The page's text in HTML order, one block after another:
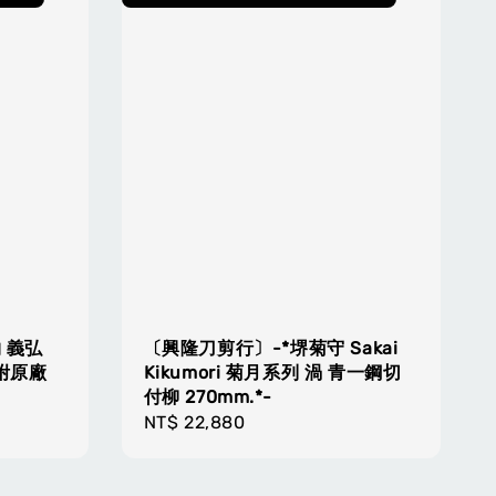
義弘
原廠
〔興隆刀剪行〕-*堺菊守 Sakai
Kikumori 菊月系列 渦 青一鋼切
付柳 270mm.*-
Regular
NT$ 22,880